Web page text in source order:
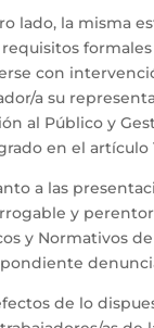
lado, la misma
con
a su
al Público y
en el artículo
a las
y
y Normativos
de lo